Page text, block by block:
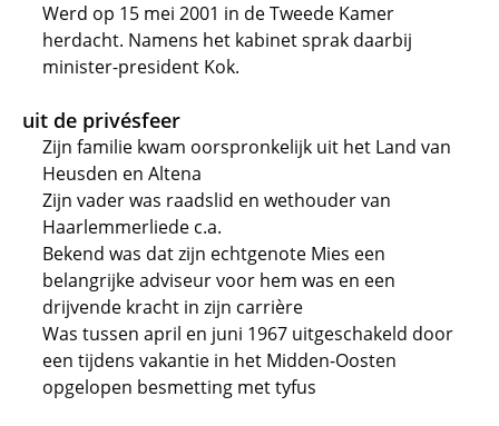
Werd op 15 mei 2001 in de Tweede Kamer
herdacht. Namens het kabinet sprak daarbij
minister-president Kok.
uit de privésfeer
Zijn familie kwam oorspronkelijk uit het Land van
Heusden en Altena
Zijn vader was raadslid en wethouder van
Haarlemmerliede c.a.
Bekend was dat zijn echtgenote Mies een
belangrijke adviseur voor hem was en een
drijvende kracht in zijn carrière
Was tussen april en juni 1967 uitgeschakeld door
een tijdens vakantie in het Midden-Oosten
opgelopen besmetting met tyfus